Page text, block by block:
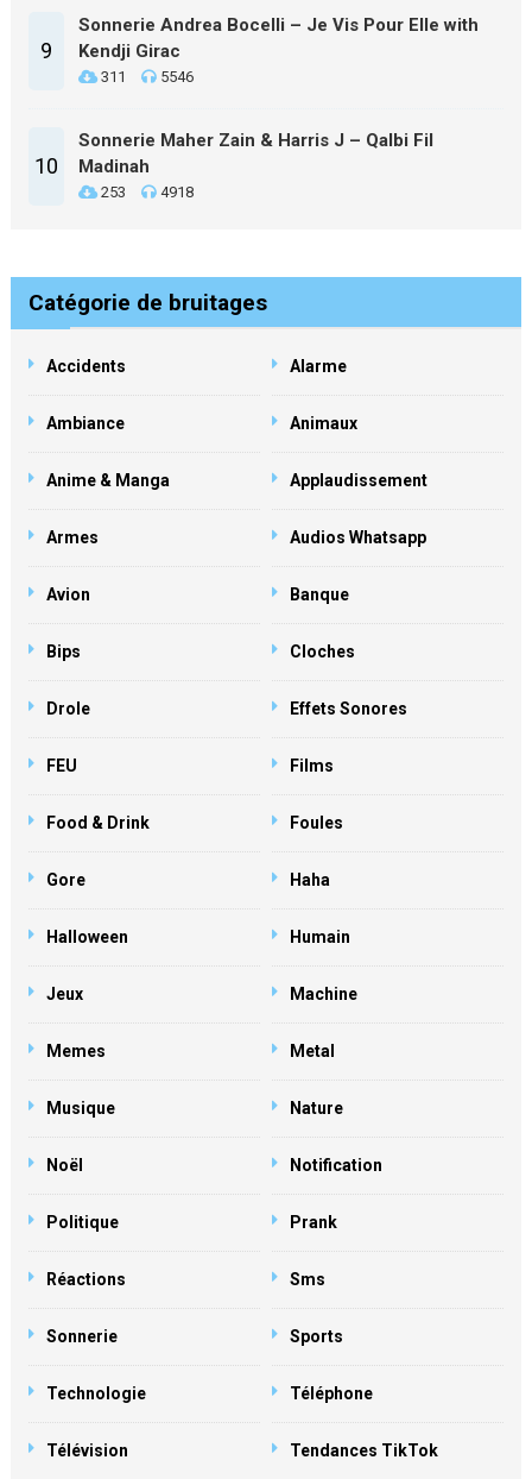
9
Sonnerie Andrea Bocelli – Je Vis Pour Elle with
Kendji Girac
311 5546
10
Sonnerie Maher Zain & Harris J – Qalbi Fil
Madinah
253 4918
Catégorie de bruitages
Accidents Alarme
Ambiance Animaux
Anime & Manga Applaudissement
Armes Audios Whatsapp
Avion Banque
Bips Cloches
Drole Effets Sonores
FEU Films
Food & Drink Foules
Gore Haha
Halloween Humain
Jeux Machine
Memes Metal
Musique Nature
Noël Notification
Politique Prank
Réactions Sms
Sonnerie Sports
Technologie Téléphone
Télévision Tendances TikTok